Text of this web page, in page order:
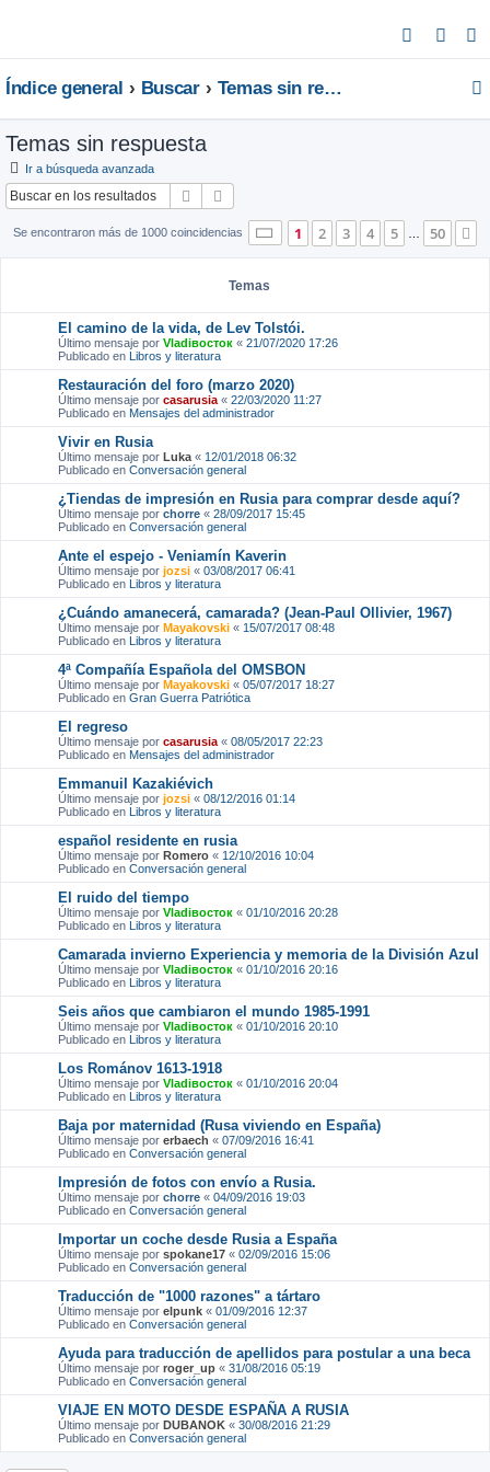
u
Índice general Buscar Temas sin respuesta
Temas sin respuesta
Ir a búsqueda avanzada
Buscar
Se encontraron más de 1000 coincidencias Página de 50
1 2 3 4 5 50
Temas
El camino de la vida, de Lev Tolstói.
Último mensaje por Vladiвосток « 21/07/2020 17:26
Publicado en Libros y literatura
Restauración del foro (marzo 2020)
Último mensaje por casarusia « 22/03/2020 11:27
Publicado en Mensajes del administrador
Vivir en Rusia
Último mensaje por Luka « 12/01/2018 06:32
Publicado en Conversación general
¿Tiendas de impresión en Rusia para comprar desde aquí?
Último mensaje por chorre « 28/09/2017 15:45
Publicado en Conversación general
Ante el espejo - Veniamín Kaverin
Último mensaje por jozsi « 03/08/2017 06:41
Publicado en Libros y literatura
¿Cuándo amanecerá, camarada? (Jean-Paul Ollivier, 1967)
Último mensaje por Mayakovski « 15/07/2017 08:48
Publicado en Libros y literatura
4ª Compañía Española del OMSBON
Último mensaje por Mayakovski « 05/07/2017 18:27
Publicado en Gran Guerra Patriótica
El regreso
Último mensaje por casarusia « 08/05/2017 22:23
Publicado en Mensajes del administrador
Emmanuil Kazakiévich
Último mensaje por jozsi « 08/12/2016 01:14
Publicado en Libros y literatura
español residente en rusia
Último mensaje por Romero « 12/10/2016 10:04
Publicado en Conversación general
El ruido del tiempo
Último mensaje por Vladiвосток « 01/10/2016 20:28
Publicado en Libros y literatura
Camarada invierno Experiencia y memoria de la División Azul
Último mensaje por Vladiвосток « 01/10/2016 20:16
Publicado en Libros y literatura
Seis años que cambiaron el mundo 1985-1991
Último mensaje por Vladiвосток « 01/10/2016 20:10
Publicado en Libros y literatura
Los Románov 1613-1918
Último mensaje por Vladiвосток « 01/10/2016 20:04
Publicado en Libros y literatura
Baja por maternidad (Rusa viviendo en España)
Último mensaje por erbaech « 07/09/2016 16:41
Publicado en Conversación general
Impresión de fotos con envío a Rusia.
Último mensaje por chorre « 04/09/2016 19:03
Publicado en Conversación general
Importar un coche desde Rusia a España
Último mensaje por spokane17 « 02/09/2016 15:06
Publicado en Conversación general
Traducción de "1000 razones" a tártaro
Último mensaje por elpunk « 01/09/2016 12:37
Publicado en Conversación general
Ayuda para traducción de apellidos para postular a una beca
Último mensaje por roger_up « 31/08/2016 05:19
Publicado en Conversación general
VIAJE EN MOTO DESDE ESPAÑA A RUSIA
Último mensaje por DUBANOK « 30/08/2016 21:29
Publicado en Conversación general